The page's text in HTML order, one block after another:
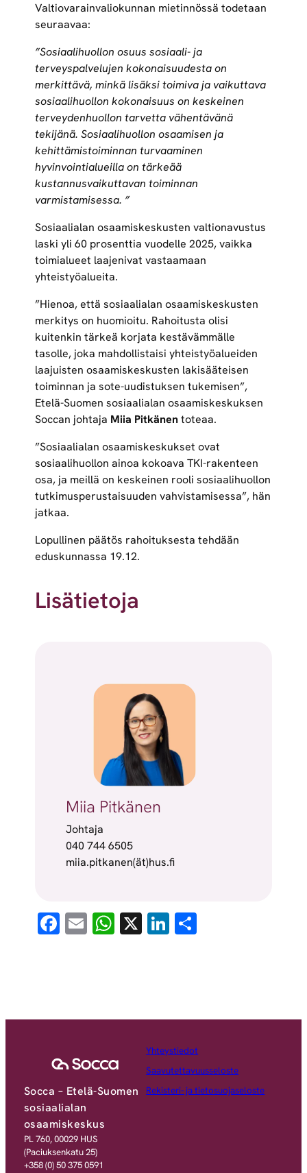
Valtiovarainvaliokunnan mietinnössä todetaan
seuraavaa:
”Sosiaalihuollon osuus sosiaali- ja
terveyspalvelujen kokonaisuudesta on
merkittävä, minkä lisäksi toimiva ja vaikuttava
sosiaalihuollon kokonaisuus on keskeinen
terveydenhuollon tarvetta vähentävänä
tekijänä. Sosiaalihuollon osaamisen ja
kehittämistoiminnan turvaaminen
hyvinvointialueilla on tärkeää
kustannusvaikuttavan toiminnan
varmistamisessa. ”
Sosiaalialan osaamiskeskusten valtionavustus
laski yli 60 prosenttia vuodelle 2025, vaikka
toimialueet laajenivat vastaamaan
yhteistyöalueita.
”Hienoa, että sosiaalialan osaamiskeskusten
merkitys on huomioitu. Rahoitusta olisi
kuitenkin tärkeä korjata kestävämmälle
tasolle, joka mahdollistaisi yhteistyöalueiden
laajuisten osaamiskeskusten lakisääteisen
toiminnan ja sote-uudistuksen tukemisen”,
Etelä-Suomen sosiaalialan osaamiskeskuksen
Soccan johtaja Miia Pitkänentoteaa.
”Sosiaalialan osaamiskeskukset ovat
sosiaalihuollon ainoa kokoava TKI-rakenteen
osa, ja meillä on keskeinen rooli sosiaalihuollon
tutkimusperustaisuuden vahvistamisessa”, hän
jatkaa.
Lopullinen päätös rahoituksesta tehdään
eduskunnassa 19.12.
Lisätietoja
Miia Pitkänen
Johtaja
040 744 6505
miia.pitkanen(ät)hus.fi
Facebook
EmailWhatsApp
X LinkedIn
Share
Socca – Etelä-Suomen
sosiaalialan
osaamiskeskus
PL 760, 00029 HUS
(Paciuksenkatu 25)
+358 (0) 50 375 0591
Yhteystiedot
Saavutettavuusseloste
Rekisteri- ja tietosuojaseloste